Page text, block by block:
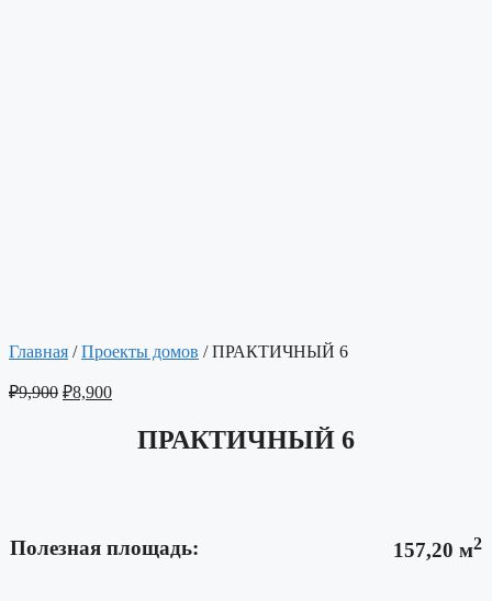
Главная /Проекты домов / ПРАКТИЧНЫЙ 6
₽9,900 ₽8,900
ПРАКТИЧНЫЙ 6
Полезная площадь: 157,20 м2